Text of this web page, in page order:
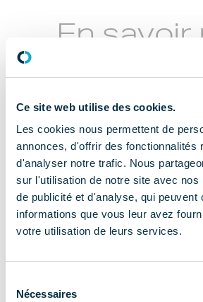
Ce site web utilise des cookies.
Les cookies nous permettent de
annonces, d'offrir des
d'analyser notre trafic. Nous
sur l'utilisation de notre site avec
de publicité et d'analyse, qui
informations que vous leur avez
votre utilisation de leurs services.
Nécessaires
En savoir
NOS MISSIONS
Le COMIDENT
apporte son
entreprises et
les accompagne